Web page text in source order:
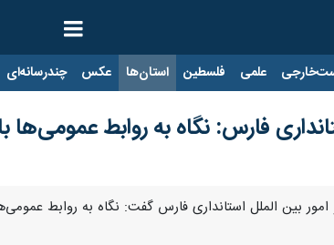
علمی فلسطین استان‌ها عکس چندرسانه‌ای
فارس: نگاه به روابط عمومی‌ها
بین الملل استانداری فارس گفت: نگاه به روابط